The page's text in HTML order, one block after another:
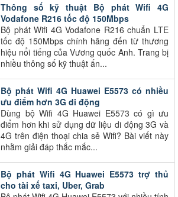
Thông số kỹ thuật Bộ phát Wifi 4G
Vodafone R216 tốc độ 150Mbps
Bộ phát Wifi 4G Vodafone R216 chuẩn LTE
tốc độ 150Mbps chính hãng đến từ thương
hiệu nổi tiếng của Vương quốc Anh. Trang bị
nhiều thông số kỹ thuật ấn...
Bộ phát Wifi 4G Huawei E5573 có nhiều
ưu điểm hơn 3G di động
Dùng bộ Wifi 4G Huawei E5573 có gì ưu
điểm hơn khi sử dụng dữ liệu di động 3G và
4G trên điện thoại chia sẻ Wifi? Bài viết này
nhằm giải đáp thắc mắc...
Bộ phát Wifi 4G Huawei E5573 trợ thủ
cho tài xế taxi, Uber, Grab